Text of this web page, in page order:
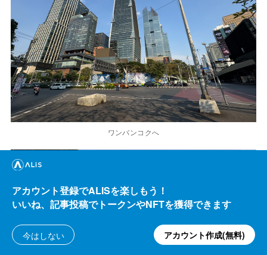
ワンバンコクへ
アカウント登録でALISを楽しもう！
いいね、記事投稿でトークンやNFTを獲得できます
今はしない アカウント作成(無料)